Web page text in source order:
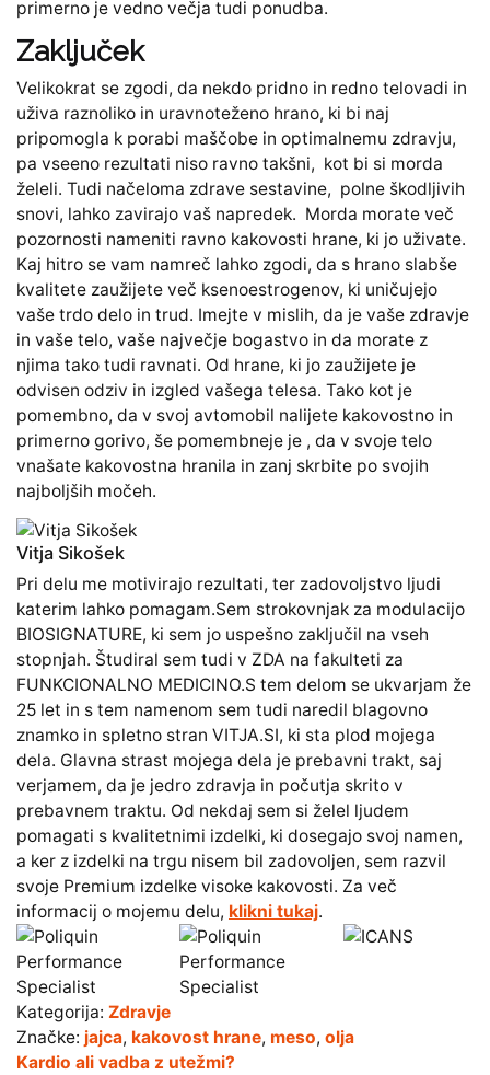
primerno je vedno večja tudi ponudba.
Zaključek
Velikokrat se zgodi, da nekdo pridno in redno telovadi in
uživa raznoliko in uravnoteženo hrano, ki bi naj
pripomogla k porabi maščobe in optimalnemu zdravju,
pa vseeno rezultati niso ravno takšni, kot bi si morda
želeli. Tudi načeloma zdrave sestavine, polne škodljivih
snovi, lahko zavirajo vaš napredek. Morda morate več
pozornosti nameniti ravno kakovosti hrane, ki jo uživate.
Kaj hitro se vam namreč lahko zgodi, da s hrano slabše
kvalitete zaužijete več ksenoestrogenov, ki uničujejo
vaše trdo delo in trud. Imejte v mislih, da je vaše zdravje
in vaše telo, vaše največje bogastvo in da morate z
njima tako tudi ravnati. Od hrane, ki jo zaužijete je
odvisen odziv in izgled vašega telesa. Tako kot je
pomembno, da v svoj avtomobil nalijete kakovostno in
primerno gorivo, še pomembneje je , da v svoje telo
vnašate kakovostna hranila in zanj skrbite po svojih
najboljših močeh.
Vitja Sikošek
Pri delu me motivirajo rezultati, ter zadovoljstvo ljudi
katerim lahko pomagam.Sem strokovnjak za modulacijo
BIOSIGNATURE, ki sem jo uspešno zaključil na vseh
stopnjah. Študiral sem tudi v ZDA na fakulteti za
FUNKCIONALNO MEDICINO.S tem delom se ukvarjam že
25 let in s tem namenom sem tudi naredil blagovno
znamko in spletno stran VITJA.SI, ki sta plod mojega
dela. Glavna strast mojega dela je prebavni trakt, saj
verjamem, da je jedro zdravja in počutja skrito v
prebavnem traktu. Od nekdaj sem si želel ljudem
pomagati s kvalitetnimi izdelki, ki dosegajo svoj namen,
a ker z izdelki na trgu nisem bil zadovoljen, sem razvil
svoje Premium izdelke visoke kakovosti. Za več
informacij o mojemu delu, klikni tukaj.
Kategorija: Zdravje
Značke: jajca, kakovost hrane, meso, olja
Kardio ali vadba z utežmi?